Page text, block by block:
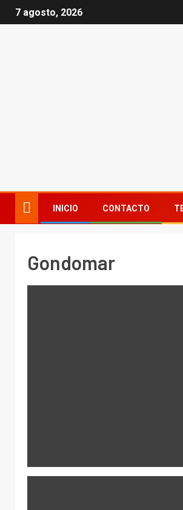
7 agosto, 2026
INICIO CONTACTO
Gondomar